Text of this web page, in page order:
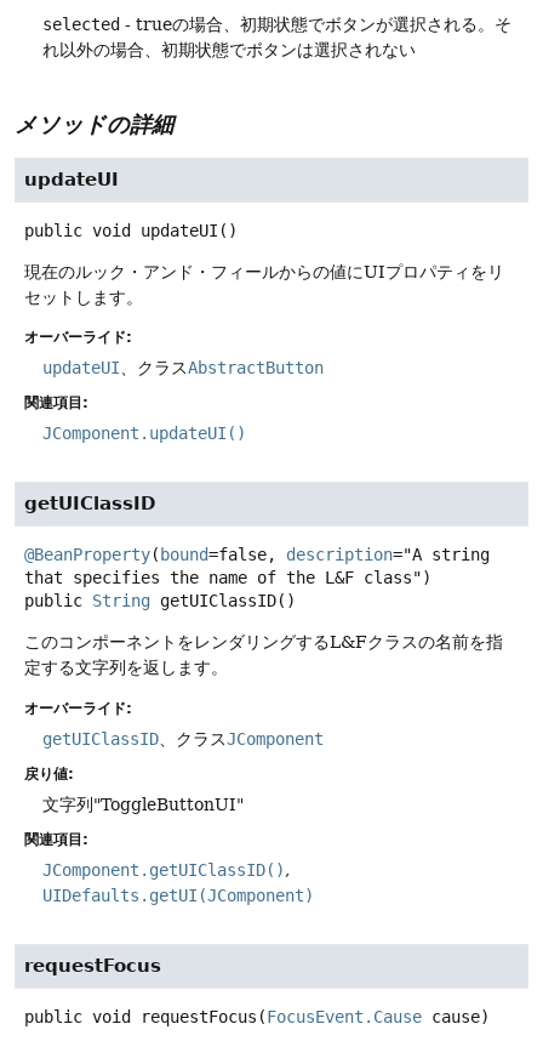
selected - trueの場合、初期状態でボタンが選択される。そ
れ以外の場合、初期状態でボタンは選択されない
メソッドの詳細
updateUI
public void updateUI ()
現在のルック・アンド・フィールからの値にUIプロパティをリ
セットします。
オーバーライド:
updateUI、クラスAbstractButton
関連項目:
JComponent.updateUI()
getUIClassID
@BeanProperty( bound=false, description="A string
public String getUIClassID()
このコンポーネントをレンダリングするL&Fクラスの名前を指
定する文字列を返します。
オーバーライド:
getUIClassID 、クラスJComponent
戻り値:
文字列"ToggleButtonUI"
関連項目:
JComponent.getUIClassID()
UIDefaults.getUI(JComponent)
requestFocus
public void requestFocus (FocusEvent.Cause cause)